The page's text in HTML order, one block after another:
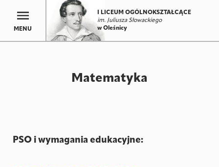
MENU
I LICEUM OGÓLNOKSZTAŁCĄCE
im. Juliusza Słowackiego
w Oleśnicy
Matematyka
PSO i wymagania edukacyjne: